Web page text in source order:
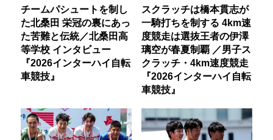
チームパシュートを制し
た北桑田 栄冠の裏にあっ
た苦難と伝統／北桑田高
等学校 インタビュー
『2026インターハイ自転
車競技』
スクラッチは橋本貫志が
一騎打ちを制する 4km速
度競走は選抜王者の伊澤
璃空が春夏制覇 ／男子ス
クラッチ・4km速度競走
『2026インターハイ自転
車競技』